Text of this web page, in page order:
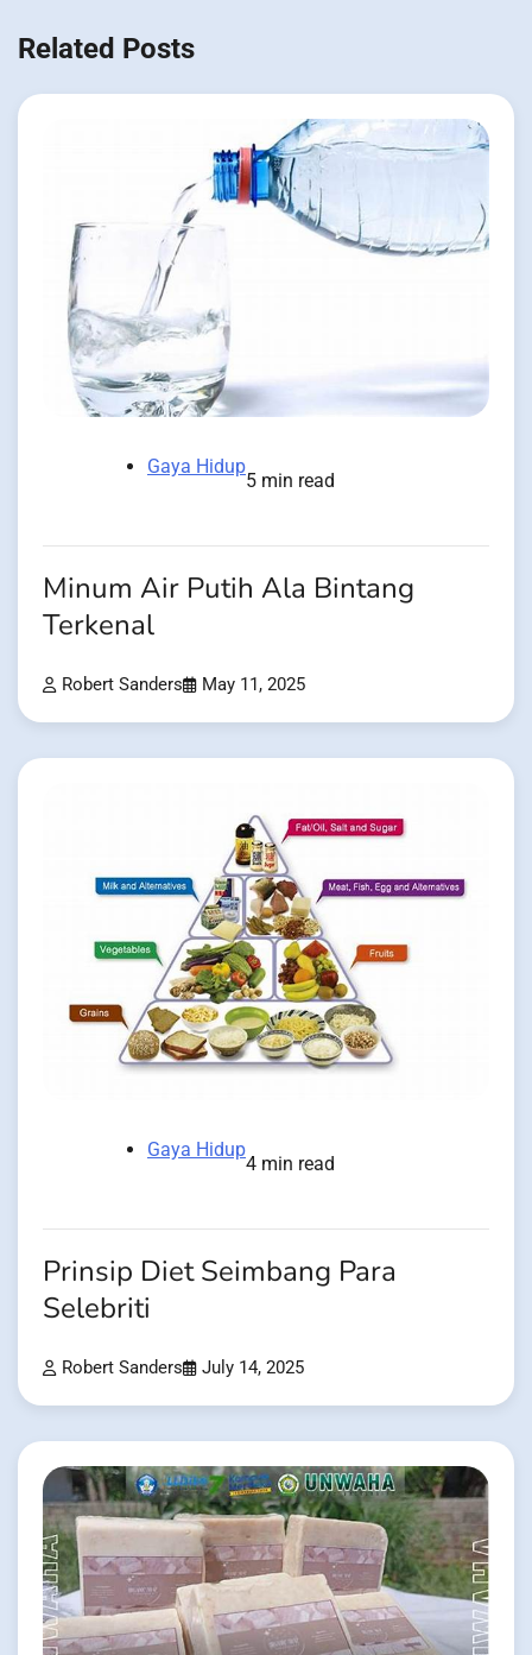
Related Posts
Gaya Hidup
5 min read
Minum Air Putih Ala Bintang
Terkenal
Robert Sanders May 11, 2025
Gaya Hidup
4 min read
Prinsip Diet Seimbang Para
Selebriti
Robert Sanders July 14, 2025